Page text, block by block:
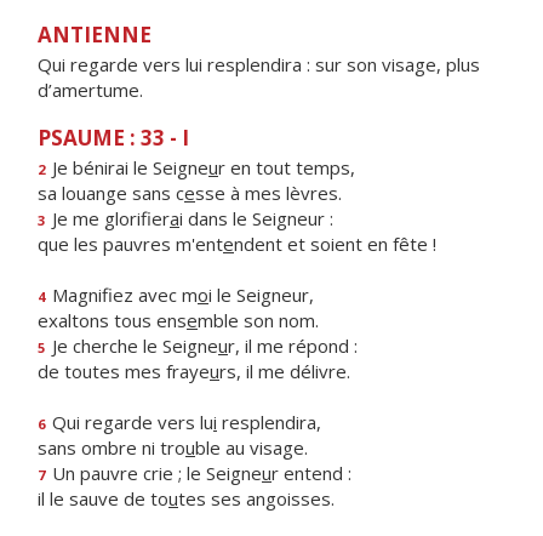
ANTIENNE
Qui regarde vers lui resplendira : sur son visage, plus
d’amertume.
PSAUME : 33 - I
2 Je bénirai le Seigneur en tout temps,
sa louange sans cesse à mes lèvres.
3 Je me glorifierai dans le Seigneur :
que les pauvres m'entendent et soient en fête !
4 Magnifiez avec moi le Seigneur,
exaltons tous ensemble son nom.
5 Je cherche le Seigneur, il me répond :
de toutes mes frayeurs, il me délivre.
6 Qui regarde vers lui resplendira,
sans ombre ni trouble au visage.
7 Un pauvre crie ; le Seigneur entend :
il le sauve de toutes ses angoisses.